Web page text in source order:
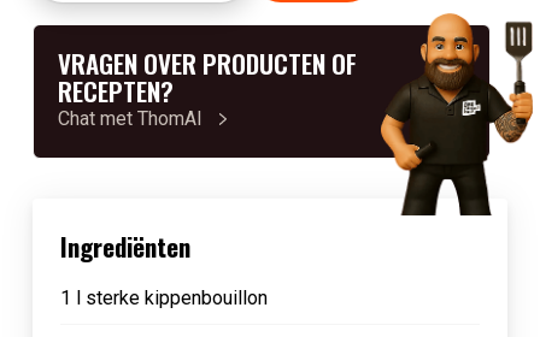
VRAGEN OVER PRODUCTEN OF
RECEPTEN?
Chat met ThomAI
Ingrediënten
1 l sterke kippenbouillon